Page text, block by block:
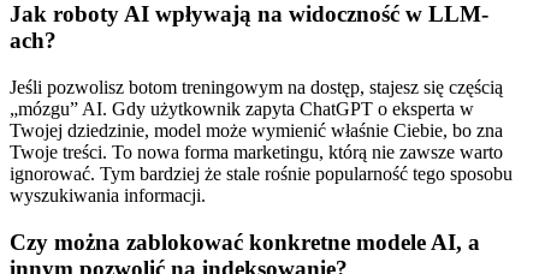
Jak roboty AI wpływają na widoczność w LLM-
ach?
Jeśli pozwolisz botom treningowym na dostęp, stajesz się częścią
„mózgu” AI. Gdy użytkownik zapyta ChatGPT o eksperta w
Twojej dziedzinie, model może wymienić właśnie Ciebie, bo zna
Twoje treści. To nowa forma marketingu, którą nie zawsze warto
ignorować. Tym bardziej że stale rośnie popularność tego sposobu
wyszukiwania informacji.
Czy można zablokować konkretne modele AI, a
innym pozwolić na indeksowanie?